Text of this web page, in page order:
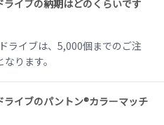
ライブの納期はどのくらいです
ライブは、5,000個までのご注
ります。
ライブのパントン®カラーマッチ